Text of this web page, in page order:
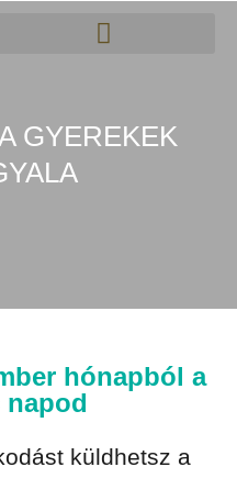
GYEREKEK
hónapból a
napod
küldhetsz a